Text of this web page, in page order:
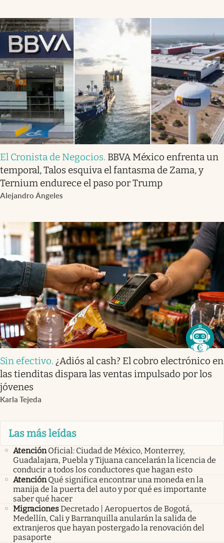
El Cronista de Negocios. BBVA México enfrenta un
temporal, Talos esquiva el fantasma de Zama, y
Ternium endurece el paso por Trump
Alejandro Ángeles
Sin efectivo. ¿Adiós al cash? El cobro electrónico en
las tienditas dispara las ventas impulsado por los
jóvenes
Karla Tejeda
Las más leídas
Atención Oficial: Ciudad de México, Monterrey,
Guadalajara, Puebla y Tijuana cancelarán la licencia de
conducir a todos los conductores que hagan esto
Atención Qué significa encontrar una moneda en la
manija de la puerta del auto y por qué es importante
saber qué hacer
MigracionesDecretado | Aeropuertos de Bogotá,
Medellín, Cali y Barranquilla anularán la salida de
extranjeros que hayan postergado la renovación del
pasaporte